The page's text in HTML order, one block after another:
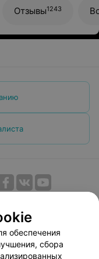
Отзывы1243
договор
Способы оплаты
обеспечения
сбора